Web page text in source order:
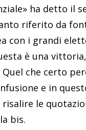
ha detto il
riferito da
con i grandi
è una
Quel che certo
e in
le
bis.